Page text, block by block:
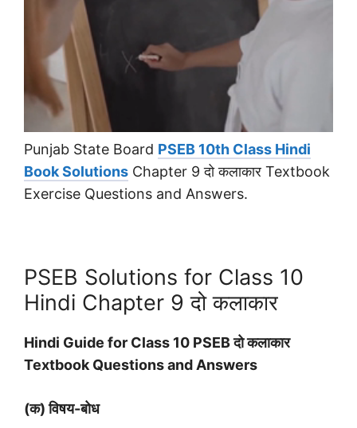
Punjab State Board PSEB 10th Class Hindi
Book Solutions Chapter 9 दो कलाकार Textbook
Exercise Questions and Answers.
PSEB Solutions for Class 10
Hindi Chapter 9 दो कलाकार
Hindi Guide for Class 10 PSEB दो कलाकार
Textbook Questions and Answers
(क) विषय-बोध